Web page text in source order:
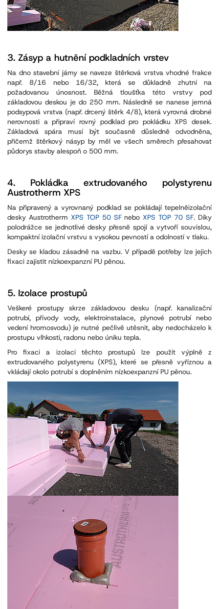
3. Zásyp a hutnění podkladních vrstev
Na dno stavební jámy se naveze štěrková vrstva vhodné frakce
např. 8/16 nebo 16/32, která se důkladně zhutní na
požadovanou únosnost. Běžná tloušťka této vrstvy pod
základovou deskou je do 250 mm. Následně se nanese jemná
podsypová vrstva (např. drcený štěrk 4/8), která vyrovná drobné
nerovnosti a připraví rovný podklad pro pokládku XPS desek.
Základová spára musí být současně důsledně odvodněna,
přičemž štěrkový násyp by měl ve všech směrech přesahovat
půdorys stavby alespoň o 500 mm.
4. Pokládka extrudovaného polystyrenu
Austrotherm XPS
Na připravený a vyrovnaný podklad se pokládají tepelněizolační
desky Austrotherm XPS TOP 50 SFnebo XPS TOP 70 SF. Díky
polodrážce se jednotlivé desky přesně spojí a vytvoří souvislou,
kompaktní izolační vrstvu s vysokou pevností a odolností v tlaku.
Desky se kladou zásadně na vazbu. V případě potřeby lze jejich
fixaci zajistit nízkoexpanzní PU pěnou.
5. Izolace prostupů
Veškeré prostupy skrze základovou desku (např. kanalizační
potrubí, přívody vody, elektroinstalace, plynové potrubí nebo
vedení hromosvodu) je nutné pečlivě utěsnit, aby nedocházelo k
prostupu vlhkosti, radonu nebo úniku tepla.
Pro fixaci a izolaci těchto prostupů lze použít výplně z
extrudovaného polystyrenu (XPS), které se přesně vyříznou a
vkládají okolo potrubí s doplněním nízkoexpanzní PU pěnou.